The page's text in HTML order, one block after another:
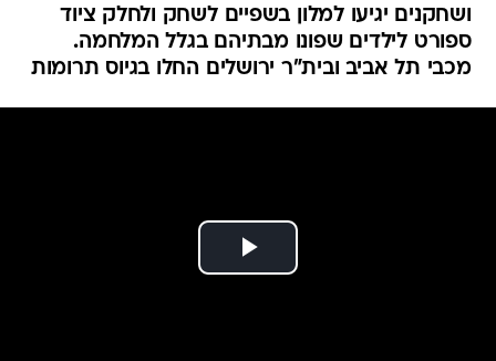
ושחקנים יגיעו למלון בשפיים לשחק ולחלק ציוד
ספורט לילדים שפונו מבתיהם בגלל המלחמה.
מכבי תל אביב ובית"ר ירושלים החלו בגיוס תרומות